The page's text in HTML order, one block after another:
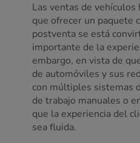
Las ventas de
que ofrecer un paquete
postventa se está
importante de la
embargo, en vista de
de automóviles y sus
con múltiples sistemas
de trabajo manuales o
que la experiencia del
sea fluida.